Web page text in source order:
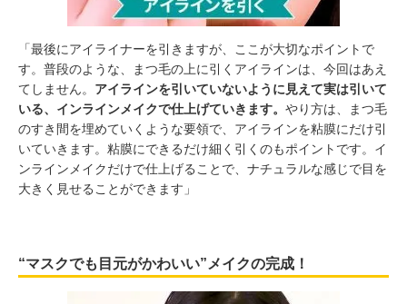
「最後にアイライナーを引きますが、ここが大切なポイントで
す。普段のような、まつ毛の上に引くアイラインは、今回はあえ
てしません。 アイラインを引いていないように見えて実は引いて
いる、インラインメイクで仕上げていきます。 やり方は、まつ毛
のすき間を埋めていくような要領で、アイラインを粘膜にだけ引
いていきます。粘膜にできるだけ細く引くのもポイントです。イ
ンラインメイクだけで仕上げることで、ナチュラルな感じで目を
大きく見せることができます」
“マスクでも目元がかわいい”メイクの完成！